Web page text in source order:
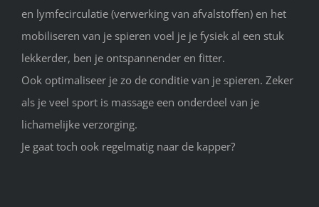
en lymfecirculatie (verwerking van afvalstoffen) en het
mobiliseren van je spieren voel je je fysiek al een stuk
lekkerder, ben je ontspannender en fitter.
Ook optimaliseer je zo de conditie van je spieren. Zeker
als je veel sport is massage een onderdeel van je
lichamelijke verzorging.
Je gaat toch ook regelmatig naar de kapper?